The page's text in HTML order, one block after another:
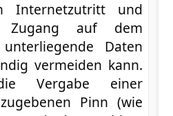
Internetzutritt und
auf dem
Daten
vermeiden kann.
Vergabe einer
Pinn (wie